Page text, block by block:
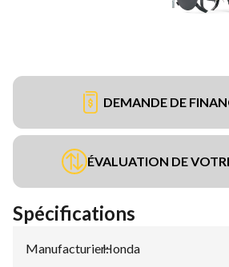
DEMANDE DE
ÉVALUATION DE
Spécifications
Manufacturier:
Honda